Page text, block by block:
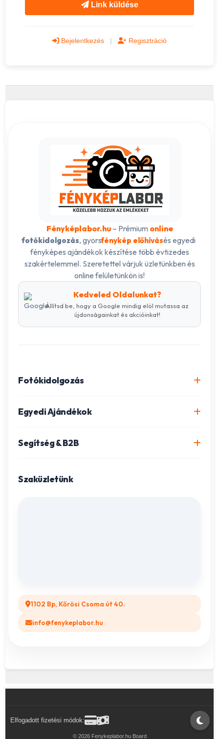
Link küldése
Bejelentkezés | Regisztráció
Fényképlabor.hu– Prémium online
fotókidolgozás, gyorsfénykép előhívásés egyedi
fényképes ajándékok készítése több évtizedes
szakértelemmel. Szeretettel várjuk üzletünkben és
online felületünkön is!
Kedveled Oldalunkat?
Állítsd be, hogy a Google mindig elöl mutassa az
újdonságainkat és akcióinkat!
Fotókidolgozás
Igazolványkép készítés
Egyedi Ajándékok
Gravírozott ajándékok
Segítség & B2B
Szaküzletünk
1102 Bp, Kőrösi Csoma út 40.
info@fenykeplabor.hu
Elfogadott fizetési módok:
© 2026 Fenykeplabor.hu Board